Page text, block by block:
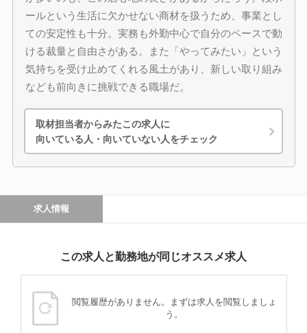
ールという生活に欠かせない商材を扱うため、事業とし
ての安定性も十分。実務も外勤中心で自分のペースで動
ける裁量と自由さがある。また「やってみたい」という
気持ちを受け止めてくれる風土があり、新しい取り組み
なども前向きに挑戦できる職場だ。
取材担当者からみたこの求人に
向いている人・向いていない人をチェック
求人情報
この求人と勤務地が同じオススメ求人
閲覧履歴がありません。まずは求人を閲覧しましょ
う。